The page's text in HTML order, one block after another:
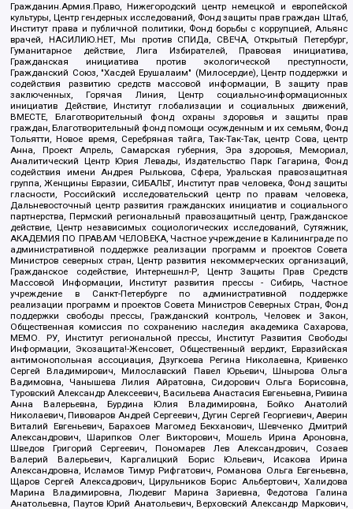
Гражданин.Армия.Право, Нижегородский центр немецкой и европейской
культуры, Центр гендерных исследований, Фонд защиты прав граждан Штаб,
Институт права и публичной политики, Фонд борьбы с коррупцией, Альянс
врачей, НАСИЛИЮ.НЕТ, Мы против СПИДа, СВЕЧА, Открытый Петербург,
Гуманитарное действие, Лига Избирателей, Правовая инициатива,
Гражданская инициатива против экологической преступности,
Гражданский Союз, "Хасдей Ерушалаим" (Милосердие), Центр поддержки и
содействия развитию средств массовой информации, В защиту прав
заключенных, Горячая Линия, Центр социально-информационных
инициатив Действие, Институт глобализации и социальных движений,
ВМЕСТЕ, Благотворительный фонд охраны здоровья и защиты прав
граждан, Благотворительный фонд помощи осужденным и их семьям, Фонд
Тольятти, Новое время, Серебряная тайга, Так-Так-Так, центр Сова, центр
Анна, Проект Апрель, Самарская губерния, Эра здоровья, Мемориал,
Аналитический Центр Юрия Левады, Издательство Парк Гагарина, Фонд
содействия имени Андрея Рылькова, Сфера, Уральская правозащитная
группа, Женщины Евразии, СИБАЛЬТ, Институт прав человека, Фонд защиты
гласности, Российский исследовательский центр по правам человека,
Дальневосточный центр развития гражданских инициатив и социального
партнерства, Пермский региональный правозащитный центр, Гражданское
действие, Центр независимых социологических исследований, Сутяжник,
АКАДЕМИЯ ПО ПРАВАМ ЧЕЛОВЕКА, Частное учреждение в Калининграде по
административной поддержке реализации программ и проектов Совета
Министров северных стран, Центр развития некоммерческих организаций,
Гражданское содействие, Интернешнл-Р, Центр Защиты Прав Средств
Массовой Информации, Институт развития прессы - Сибирь, Частное
учреждение в Санкт-Петербурге по административной поддержке
реализации программ и проектов Совета Министров Северных Стран, Фонд
поддержки свободы прессы, Гражданский контроль, Человек и Закон,
Общественная комиссия по сохранению наследия академика Сахарова,
МЕМО. РУ, Институт региональной прессы, Институт Развития Свободы
Информации, Экозащита!-Женсовет, Общественный вердикт, Евразийская
антимонопольная ассоциация, Дзугкоева Регина Николаевна, Кривенко
Сергей Владимирович, Милославский Павел Юрьевич, Шнырова Ольга
Вадимовна, Чанышева Лилия Айратовна, Сидорович Ольга Борисовна,
Туровский Александр Алексеевич, Васильева Анастасия Евгеньевна, Ривина
Анна Валерьевна, Бурдина Юлия Владимировна, Бойко Анатолий
Николаевич, Пивоваров Андрей Сергеевич, Дугин Сергей Георгиевич, Аверин
Виталий Евгеньевич, Барахоев Магомед Бекханович, Шевченко Дмитрий
Александрович, Шарипков Олег Викторович, Мошель Ирина Ароновна,
Шведов Григорий Сергеевич, Пономарев Лев Александрович, Созаев
Валерий Валерьевич, Каргалицкий Борис Юльевич, Исакова Ирина
Александровна, Исламов Тимур Рифгатович, Романова Ольга Евгеньевна,
Щаров Сергей Алексадрович, Цирульников Борис Альбертович, Халидова
Марина Владимировна, Людевиг Марина Зариевна, Федотова Галина
Анатольевна, Паутов Юрий Анатольевич, Верховский Александр Маркович,